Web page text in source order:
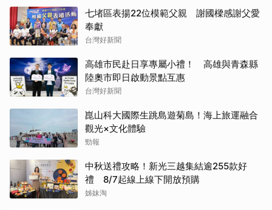
七堵區表揚22位模範父親 謝國樑感謝父愛
奉獻
台灣好新聞
高雄市民赴日享專屬小禮！ 高雄與青森縣
陸奧市即日啟動景點互惠
台灣好新聞
崑山科大國際生跳島遊菊島！海上旅運融合
觀光×文化體驗
勁報
中秋送禮攻略！新光三越集結逾255款好
禮 8/7起線上線下開放預購
姊妹淘